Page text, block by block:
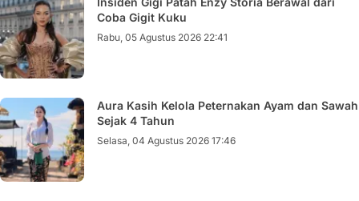
Coba Gigit Kuku
Rabu, 05 Agustus 2026 22:41
Aura Kasih Kelola Peternakan Ayam dan Sawah
Sejak 4 Tahun
Selasa, 04 Agustus 2026 17:46